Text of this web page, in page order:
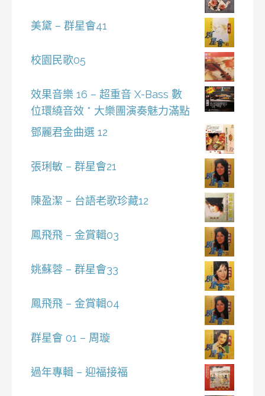
美黛 – 群星會41
校園民歌05
效果音樂 16 – 超重音 X-Bass 數
位環繞音效 * 大樂團演奏魅力滿點
鄧麗君金曲選 12
張琍敏 – 群星會21
陳盈潔 – 台語老歌珍藏12
鳳飛飛 – 金賞輯03
姚蘇蓉 – 群星會33
鳳飛飛 – 金賞輯04
群星會 01 – 周璇
過年專輯 – 迎福接福